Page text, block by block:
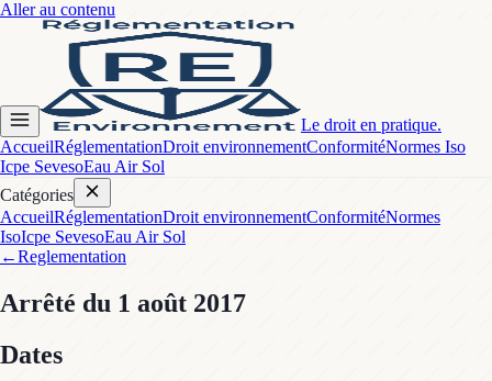
Aller au contenu
Le droit en pratique.
AccueilRéglementationDroit environnementConformitéNormes Iso
Icpe SevesoEau Air Sol
Catégories
AccueilRéglementationDroit environnementConformitéNormes
IsoIcpe SevesoEau Air Sol
←Reglementation
Arrêté du 1 août 2017
Dates